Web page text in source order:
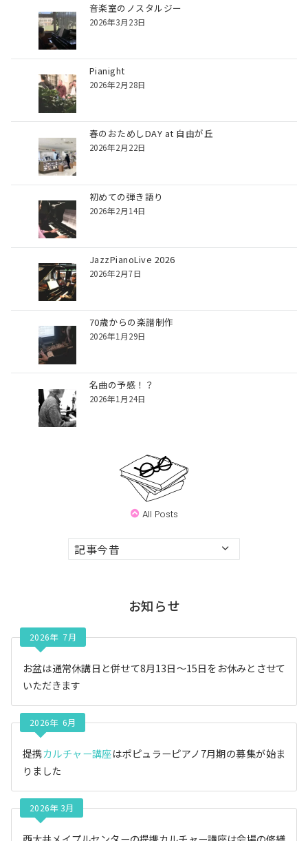
音楽室のノスタルジー
2026年3月23日
Pianight
2026年2月28日
春のおためしDAY at 自由が丘
2026年2月22日
初めての弾き語り
2026年2月14日
JazzPianoLive 2026
2026年2月7日
70歳からの楽譜制作
2026年1月29日
名曲の予感！？
2026年1月24日
All Posts
お知らせ
2026年 7月
お盆は通常休講日と併せて8月13日〜15日をお休みとさせて
いただきます
2026年 6月
提携カルチャー講座はポピュラーピアノ7月期の募集が始ま
りました
2026年 3月